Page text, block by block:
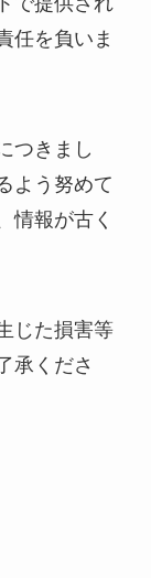
任を負いま
つきまし
よう努めて
情報が古く
じた損害等
承くださ